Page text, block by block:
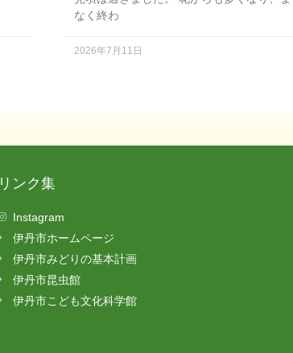
なく終わ
2026年7月11日
リンク集
Instagram
伊丹市ホームページ
伊丹市みどりの基本計画
伊丹市昆虫館
伊丹市こども文化科学館